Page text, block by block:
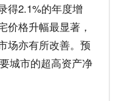
得2.1%的年度增
价格升幅最显著，
场亦有所改善。预
城市的超高资产净